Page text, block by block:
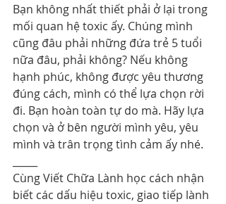
Bạn không nhất thiết phải ở lại trong
mối quan hệ toxic ấy. Chúng mình
cũng đâu phải những đứa trẻ 5 tuổi
nữa đâu, phải không? Nếu không
hạnh phúc, không được yêu thương
đúng cách, mình có thể lựa chọn rời
đi. Bạn hoàn toàn tự do mà. Hãy lựa
chọn và ở bên người mình yêu, yêu
mình và trân trọng tình cảm ấy nhé.
Cùng Viết Chữa Lành học cách nhận
biết các dấu hiệu toxic, giao tiếp lành